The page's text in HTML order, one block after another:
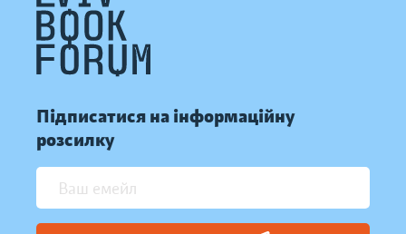
Підписатися на інформаційну
розсилку